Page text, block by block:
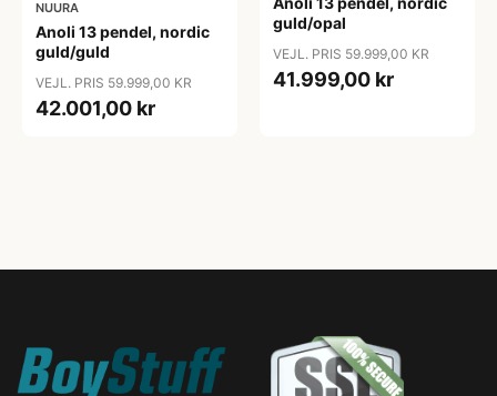
NUURA
Anoli 13 pendel, nordic
guld/guld
VEJL. PRIS 59.999,00 KR
42.001,00 kr
guld/opal
VEJL. PRIS 59.999,00 KR
41.999,00 kr